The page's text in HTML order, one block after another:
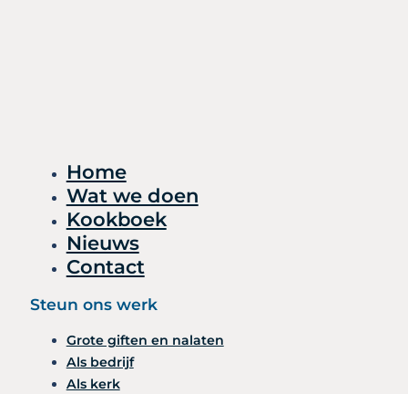
Home
Wat we doen
Kookboek
Nieuws
Contact
Steun ons werk
Grote giften en nalaten
Als bedrijf
Als kerk